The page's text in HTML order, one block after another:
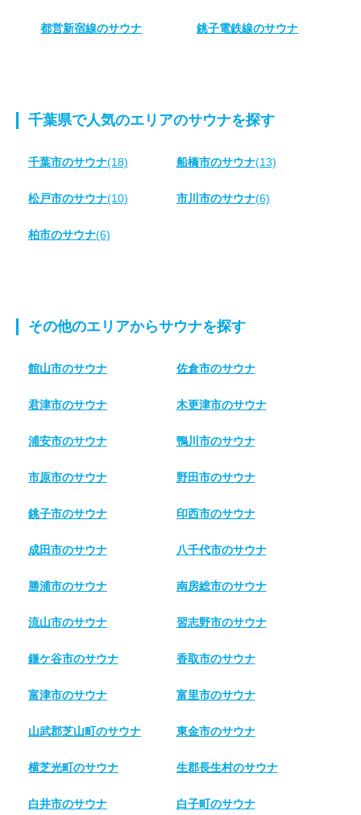
都営新宿線のサウナ 銚子電鉄線のサウナ
千葉県で人気のエリアのサウナを探す
千葉市のサウナ(18) 船橋市のサウナ(13)
松戸市のサウナ(10) 市川市のサウナ(6)
柏市のサウナ(6)
その他のエリアからサウナを探す
館山市のサウナ 佐倉市のサウナ
君津市のサウナ 木更津市のサウナ
浦安市のサウナ 鴨川市のサウナ
市原市のサウナ 野田市のサウナ
銚子市のサウナ 印西市のサウナ
成田市のサウナ 八千代市のサウナ
勝浦市のサウナ 南房総市のサウナ
流山市のサウナ 習志野市のサウナ
鎌ケ谷市のサウナ 香取市のサウナ
富津市のサウナ 富里市のサウナ
山武郡芝山町のサウナ 東金市のサウナ
横芝光町のサウナ 生郡長生村のサウナ
白井市のサウナ 白子町のサウナ